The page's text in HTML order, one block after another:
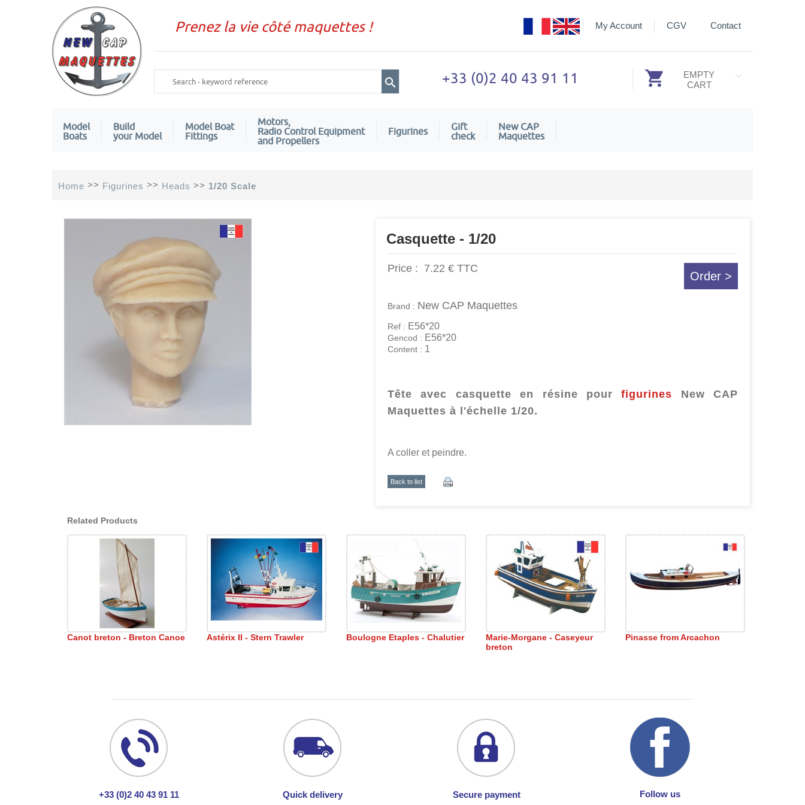
Prenez la vie côté maquettes ! CGV Contact
My Account
+33 (0)2 40 43 91 11
EMPTY
CART
Model
Boats
Build
your Model
Model Boat
Fittings
Motors,
Radio Control Equipment
and Propellers
Figurines
Gift
check
New CAP
Maquettes
Home >> Figurines >> Heads >> 1/20 Scale
Casquette - 1/20
Order >
Price : 7.22 € TTC
Brand : New CAP Maquettes
Ref : E56*20
Gencod : E56*20
Content : 1
Tête avec casquette en résine pourfigurines New CAP
Maquettes à l'échelle 1/20.
A coller et peindre.
Back to list
Related Products
Canot breton - Breton Canoe Astérix II - Stern Trawler Boulogne Etaples - Chalutier
Marie-Morgane - Caseyeur
breton
Pinasse from Arcachon
+33 (0)2 40 43 91 11 Quick delivery Secure payment Follow us